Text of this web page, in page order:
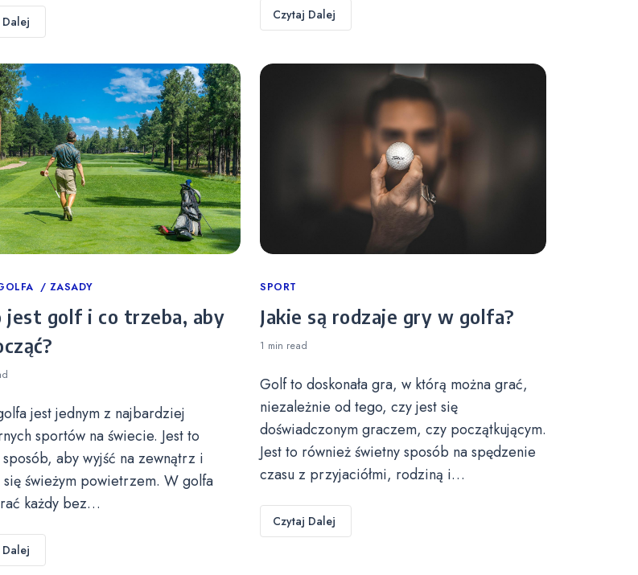
Czytaj Dalej
ZASADY
jest golf i co trzeba, aby
jest jednym z najbardziej
sportów na świecie. Jest to
aby wyjść na zewnątrz i
świeżym powietrzem. W golfa
każdy bez…
Categories
SPORT
Jakie są rodzaje gry w golfa?
1 min read
Golf to doskonała gra, w którą można grać,
niezależnie od tego, czy jest się
doświadczonym graczem, czy początkującym.
Jest to również świetny sposób na spędzenie
czasu z przyjaciółmi, rodziną i…
Czytaj Dalej